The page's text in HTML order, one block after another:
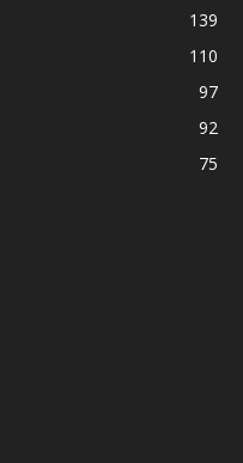
139
110
97
92
75